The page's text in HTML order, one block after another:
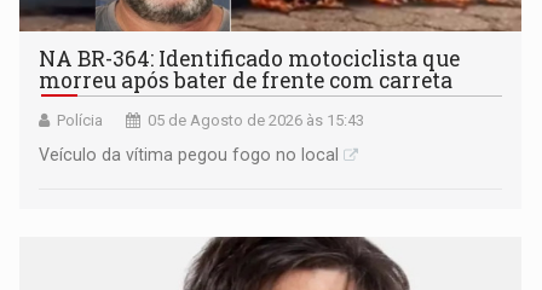
NA BR-364: Identificado motociclista que
morreu após bater de frente com carreta
Polícia 05 de Agosto de 2026 às 15:43
Veículo da vítima pegou fogo no local